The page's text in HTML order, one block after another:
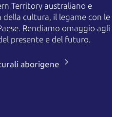
Territory australiano e
cultura, il legame con le
Rendiamo omaggio agli
presente e del futuro.
aborigene